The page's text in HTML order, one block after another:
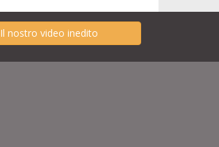
Il nostro video inedito